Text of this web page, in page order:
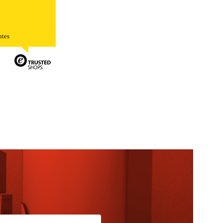
Puede configurar su
cookies no almacenan ninguna
nuestro sitio y mejorarlo. Nos
Toda la información que recogen